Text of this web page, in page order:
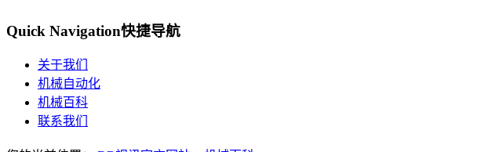
Quick Navigation快捷导航
关于我们
机械自动化
机械百科
联系我们